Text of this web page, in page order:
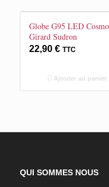
Globe G95 LED
Girard Sudron
22,90 € TTC
Ajouter au panier
QUI SOMMES NOUS